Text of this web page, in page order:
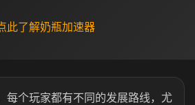
此了解奶瓶加速器
每个玩家都有不同的发展路线，尤